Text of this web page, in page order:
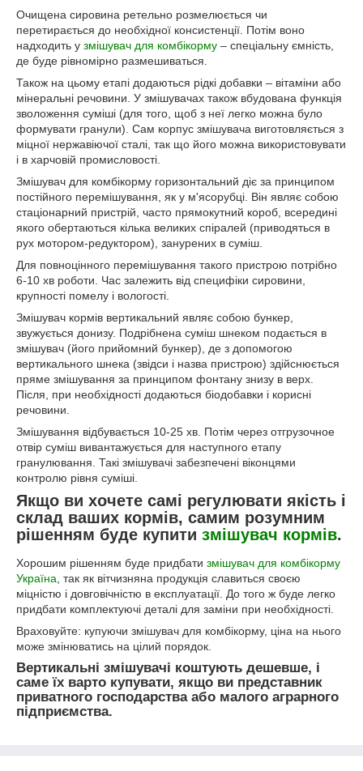
Очищена сировина ретельно розмелюється чи
перетирається до необхідної консистенції. Потім воно
надходить у змішувач для комбікорму – спеціальну ємність,
де буде рівномірно размешиваться.
Також на цьому етапі додаються рідкі добавки – вітаміни або
мінеральні речовини. У змішувачах також вбудована функція
зволоження суміші (для того, щоб з неї легко можна було
формувати гранули). Сам корпус змішувача виготовляється з
міцної нержавіючої сталі, так що його можна використовувати
і в харчовій промисловості.
Змішувач для комбікорму горизонтальний діє за принципом
постійного перемішування, як у м'ясорубці. Він являє собою
стаціонарний пристрій, часто прямокутний короб, всередині
якого обертаються кілька великих спіралей (приводяться в
рух мотором-редуктором), занурених в суміш.
Для повноцінного перемішування такого пристрою потрібно
6-10 хв роботи. Час залежить від специфіки сировини,
крупності помелу і вологості.
Змішувач кормів вертикальний являє собою бункер,
звужується донизу. Подрібнена суміш шнеком подається в
змішувач (його прийомний бункер), де з допомогою
вертикального шнека (звідси і назва пристрою) здійснюється
пряме змішування за принципом фонтану знизу в верх.
Після, при необхідності додаються біодобавки і корисні
речовини.
Змішування відбувається 10-25 хв. Потім через отгрузочное
отвір суміш вивантажується для наступного етапу
гранулювання. Такі змішувачі забезпечені віконцями
контролю рівня суміші.
Якщо ви хочете самі регулювати якість і
склад ваших кормів, самим розумним
рішенням буде купити змішувач кормів.
Хорошим рішенням буде придбати змішувач для комбікорму
Україна, так як вітчизняна продукція славиться своєю
міцністю і довговічністю в експлуатації. До того ж буде легко
придбати комплектуючі деталі для заміни при необхідності.
Враховуйте: купуючи змішувач для комбікорму, ціна на нього
може змінюватись на цілий порядок.
Вертикальні змішувачі коштують дешевше, і
саме їх варто купувати, якщо ви представник
приватного господарства або малого аграрного
підприємства.